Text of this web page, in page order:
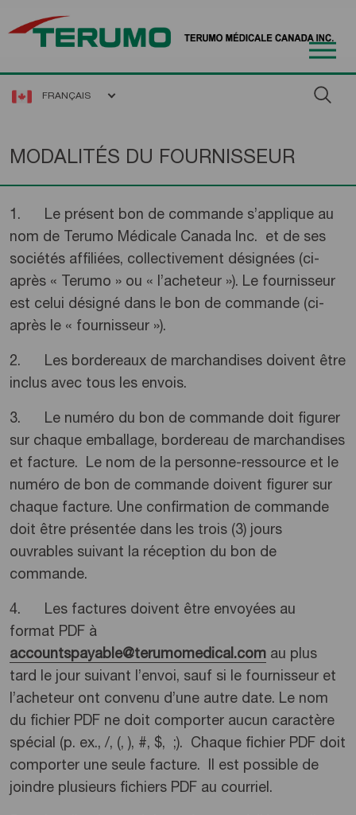
FRANÇAIS
MODALITÉS DU FOURNISSEUR
1. Le présent bon de commande s’applique au
nom de Terumo Médicale Canada Inc. et de ses
sociétés affiliées, collectivement désignées (ci-
après « Terumo » ou « l’acheteur »). Le fournisseur
est celui désigné dans le bon de commande (ci-
après le « fournisseur »).
2. Les bordereaux de marchandises doivent être
inclus avec tous les envois.
3. Le numéro du bon de commande doit figurer
sur chaque emballage, bordereau de marchandises
et facture. Le nom de la personne-ressource et le
numéro de bon de commande doivent figurer sur
chaque facture. Une confirmation de commande
doit être présentée dans les trois (3) jours
ouvrables suivant la réception du bon de
commande.
4. Les factures doivent être envoyées au
format PDF à
accountspayable@terumomedical.com au plus
tard le jour suivant l’envoi, sauf si le fournisseur et
l’acheteur ont convenu d’une autre date. Le nom
du fichier PDF ne doit comporter aucun caractère
spécial (p. ex., /, (, ), #, $, ;). Chaque fichier PDF doit
comporter une seule facture. Il est possible de
joindre plusieurs fichiers PDF au courriel.